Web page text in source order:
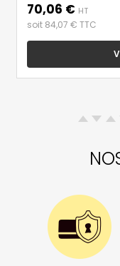
Prix
70,06 € HT
soit 84,07 € TTC